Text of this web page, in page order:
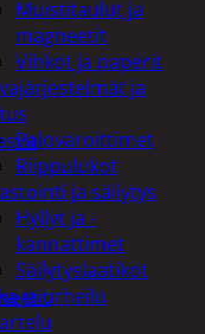
Muistitaulut ja
magneetit
Vihkot ja paperit
ja
Palovaroittimet
Riippulukot
ja säilytys
Hyllyt ja -
kannattimet
Säilytyslaatikot
ja urheilu